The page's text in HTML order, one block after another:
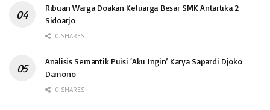
Ribuan Warga Doakan Keluarga Besar SMK Antartika 2
Sidoarjo
0 SHARES
Analisis Semantik Puisi ‘Aku Ingin’ Karya Sapardi Djoko
Damono
0 SHARES